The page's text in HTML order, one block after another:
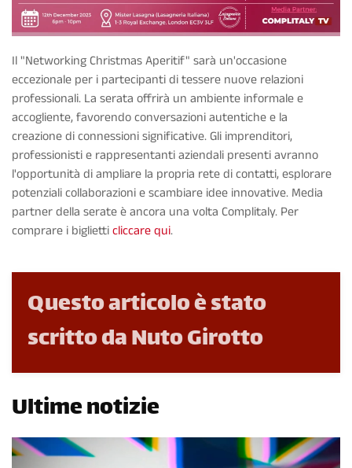
Il "Networking Christmas Aperitif" sarà un'occasione
eccezionale per i partecipanti di tessere nuove relazioni
professionali. La serata offrirà un ambiente informale e
accogliente, favorendo conversazioni autentiche e la
creazione di connessioni significative. Gli imprenditori,
professionisti e rappresentanti aziendali presenti avranno
l'opportunità di ampliare la propria rete di contatti, esplorare
potenziali collaborazioni e scambiare idee innovative. Media
partner della serate è ancora una volta Complitaly. Per
comprare i biglietticliccare qui.
Questo articolo è stato
scritto da Nuto Girotto
Ultime notizie